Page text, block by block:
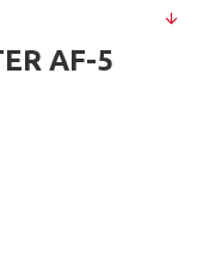
AF-5